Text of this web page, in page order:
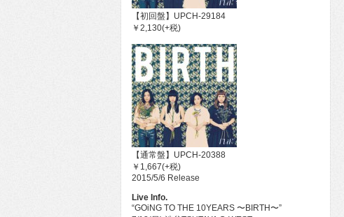
【初回盤】UPCH-29184
￥2,130(+税)
【通常盤】UPCH-20388
￥1,667(+税)
2015/5/6 Release
Live Info.
“GOiNG TO THE 10YEARS 〜BIRTH〜”